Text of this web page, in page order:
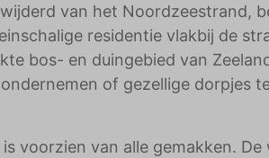
van het Noordzeestrand,
residentie vlakbij de
bos- en duingebied van
of gezellige dorpjes
voorzien van alle gemakken.